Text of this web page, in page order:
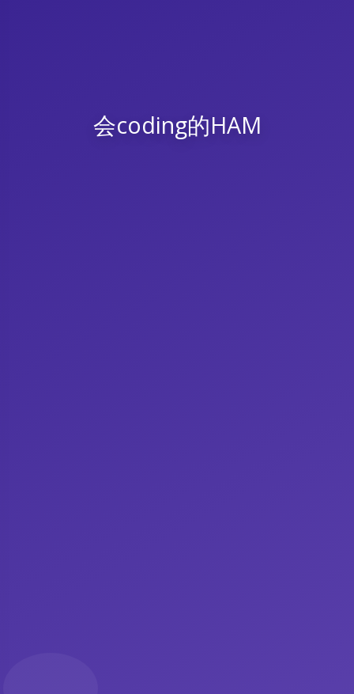
会coding的HAM